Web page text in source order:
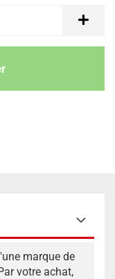
marque de
votre achat,